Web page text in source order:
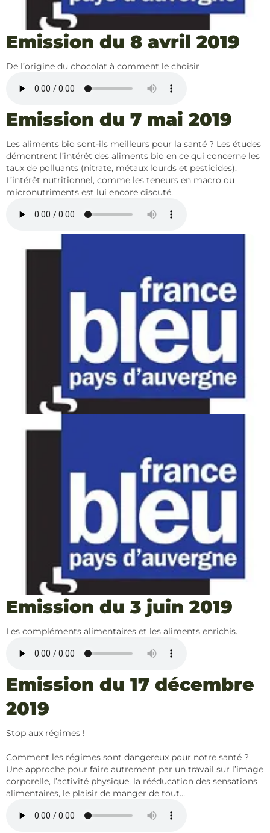
Emission du 8 avril 2019
De l’origine du chocolat à comment le choisir
Emission du 7 mai 2019
Les aliments bio sont-ils meilleurs pour la santé ? Les études
démontrent l’intérêt des aliments bio en ce qui concerne les
taux de polluants (nitrate, métaux lourds et pesticides).
L’intérêt nutritionnel, comme les teneurs en macro ou
micronutriments est lui encore discuté.
Emission du 3 juin 2019
Les compléments alimentaires et les aliments enrichis.
Emission du 17 décembre
2019
Stop aux régimes !
Comment les régimes sont dangereux pour notre santé ?
Une approche pour faire autrement par un travail sur l’image
corporelle, l’activité physique, la rééducation des sensations
alimentaires, le plaisir de manger de tout…